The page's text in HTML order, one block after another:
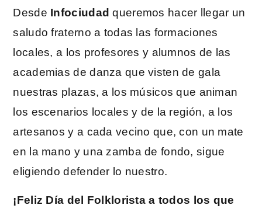
Desde Infociudad queremos hacer llegar un
saludo fraterno a todas las formaciones
locales, a los profesores y alumnos de las
academias de danza que visten de gala
nuestras plazas, a los músicos que animan
los escenarios locales y de la región, a los
artesanos y a cada vecino que, con un mate
en la mano y una zamba de fondo, sigue
eligiendo defender lo nuestro.
¡Feliz Día del Folklorista a todos los que